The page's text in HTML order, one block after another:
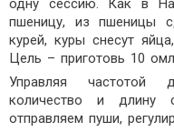
одну сессию. Как в
пшеницу, из пшеницы
курей, куры снесут
Цель – приготовь 10
Управляя частотой
количество и длину
отправляем пуши,